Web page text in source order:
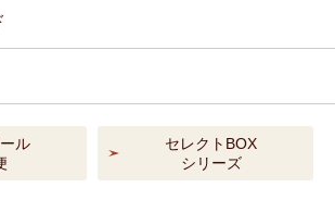
ル
セレクトBOX
シリーズ